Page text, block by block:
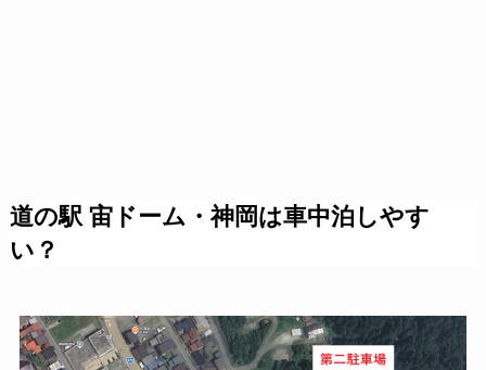
道の駅 宙ドーム・神岡は車中泊しやす
い？